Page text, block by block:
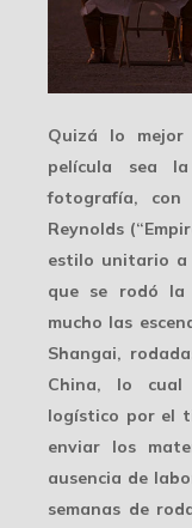
Quizá lo
película sea
fotografía, con
Reynolds
estilo unitario a
que se rodó la
mucho las
Shangai,
China, lo cual
logístico por el
enviar los
ausencia de
semanas de